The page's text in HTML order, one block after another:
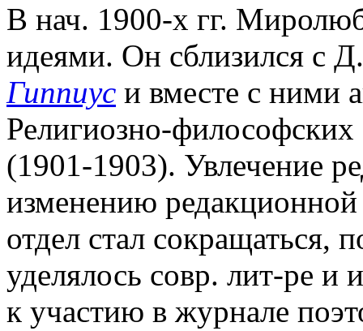
В нач. 1900-х гг.
идеями. Он сблизился с
Гиппиус и вместе с ними
Религиозно-
(1901-1903). Увлечение
изменению
отдел стал сокращаться,
уделялось совр. лит-ре и
к участию в журнале